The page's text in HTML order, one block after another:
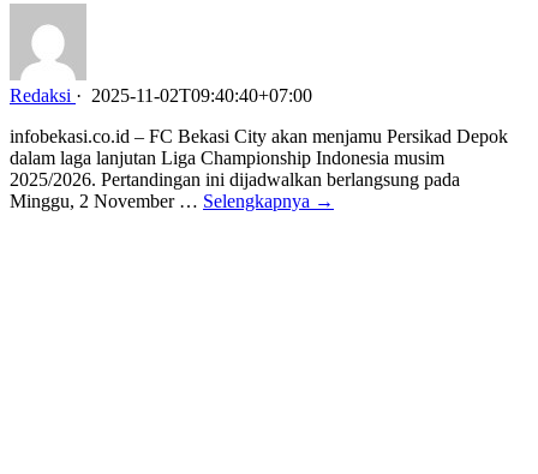
Redaksi · 2025-11-02T09:40:40+07:00
infobekasi.co.id – FC Bekasi City akan menjamu Persikad Depok
dalam laga lanjutan Liga Championship Indonesia musim
2025/2026. Pertandingan ini dijadwalkan berlangsung pada
Minggu, 2 November … Selengkapnya →